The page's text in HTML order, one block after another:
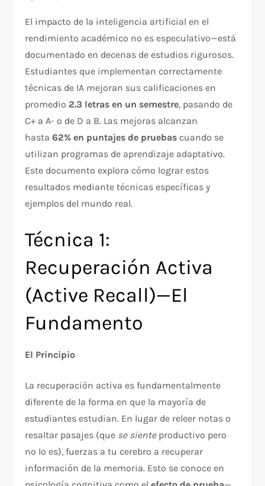
El impacto de la inteligencia artificial en el
rendimiento académico no es especulativo—está
documentado en decenas de estudios rigurosos.
Estudiantes que implementan correctamente
técnicas de IA mejoran sus calificaciones en
promedio 2.3 letras en un semestre, pasando de
C+ a A- o de D a B. Las mejoras alcanzan
hasta62% en puntajes de pruebas cuando se
utilizan programas de aprendizaje adaptativo.
Este documento explora cómo lograr estos
resultados mediante técnicas específicas y
ejemplos del mundo real.​
Técnica 1:
Recuperación Activa
(Active Recall)—El
Fundamento
El Principio
La recuperación activa es fundamentalmente
diferente de la forma en que la mayoría de
estudiantes estudian. En lugar de releer notas o
resaltar pasajes (que se sienteproductivo pero
no lo es), fuerzas a tu cerebro a recuperar
información de la memoria. Esto se conoce en